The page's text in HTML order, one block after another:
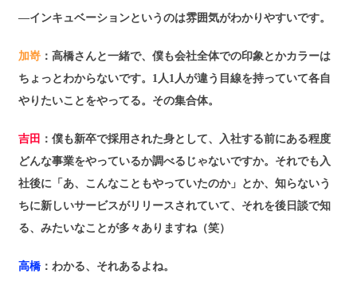
―インキュベーションというのは雰囲気がわかりやすいです。
加嵜 ：高橋さんと一緒で、僕も会社全体での印象とかカラーは
ちょっとわからないです。1人1人が違う目線を持っていて各自
やりたいことをやってる。その集合体。
吉田 ：僕も新卒で採用された身として、入社する前にある程度
どんな事業をやっているか調べるじゃないですか。それでも入
社後に「あ、こんなこともやっていたのか」とか、知らないう
ちに新しいサービスがリリースされていて、それを後日談で知
る、みたいなことが多々ありますね（笑）
高橋 ：わかる、それあるよね。